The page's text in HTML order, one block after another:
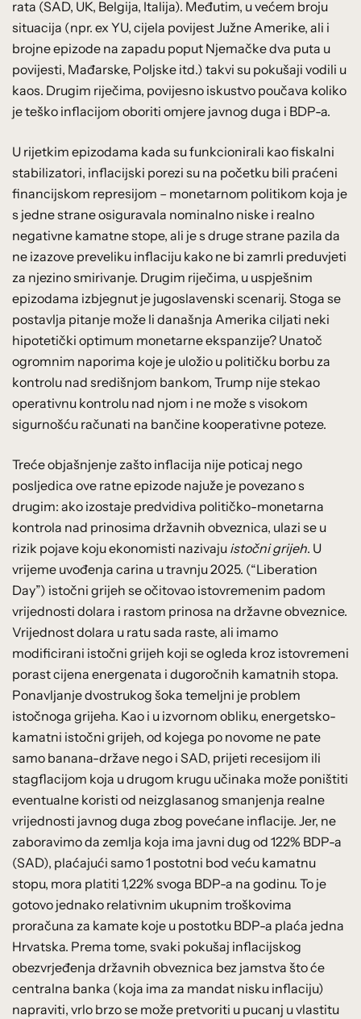
rata (SAD, UK, Belgija, Italija). Međutim, u većem broju
situacija (npr. ex YU, cijela povijest Južne Amerike, ali i
brojne epizode na zapadu poput Njemačke dva puta u
povijesti, Mađarske, Poljske itd.) takvi su pokušaji vodili u
kaos. Drugim riječima, povijesno iskustvo poučava koliko
je teško inflacijom oboriti omjere javnog duga i BDP-a.
U rijetkim epizodama kada su funkcionirali kao fiskalni
stabilizatori, inflacijski porezi su na početku bili praćeni
financijskom represijom – monetarnom politikom koja je
s jedne strane osiguravala nominalno niske i realno
negativne kamatne stope, ali je s druge strane pazila da
ne izazove preveliku inflaciju kako ne bi zamrli preduvjeti
za njezino smirivanje. Drugim riječima, u uspješnim
epizodama izbjegnut je jugoslavenski scenarij. Stoga se
postavlja pitanje može li današnja Amerika ciljati neki
hipotetički optimum monetarne ekspanzije? Unatoč
ogromnim naporima koje je uložio u političku borbu za
kontrolu nad središnjom bankom, Trump nije stekao
operativnu kontrolu nad njom i ne može s visokom
sigurnošću računati na bančine kooperativne poteze.
Treće objašnjenje zašto inflacija nije poticaj nego
posljedica ove ratne epizode najuže je povezano s
drugim: ako izostaje predvidiva političko-monetarna
kontrola nad prinosima državnih obveznica, ulazi se u
rizik pojave koju ekonomisti nazivaju istočni grijeh. U
vrijeme uvođenja carina u travnju 2025. (“Liberation
Day”) istočni grijeh se očitovao istovremenim padom
vrijednosti dolara i rastom prinosa na državne obveznice.
Vrijednost dolara u ratu sada raste, ali imamo
modificirani istočni grijeh koji se ogleda kroz istovremeni
porast cijena energenata i dugoročnih kamatnih stopa.
Ponavljanje dvostrukog šoka temeljni je problem
istočnoga grijeha. Kao i u izvornom obliku, energetsko-
kamatni istočni grijeh, od kojega po novome ne pate
samo banana-države nego i SAD, prijeti recesijom ili
stagflacijom koja u drugom krugu učinaka može poništiti
eventualne koristi od neizglasanog smanjenja realne
vrijednosti javnog duga zbog povećane inflacije. Jer, ne
zaboravimo da zemlja koja ima javni dug od 122% BDP-a
(SAD), plaćajući samo 1 postotni bod veću kamatnu
stopu, mora platiti 1,22% svoga BDP-a na godinu. To je
gotovo jednako relativnim ukupnim troškovima
proračuna za kamate koje u postotku BDP-a plaća jedna
Hrvatska. Prema tome, svaki pokušaj inflacijskog
obezvrjeđenja državnih obveznica bez jamstva što će
centralna banka (koja ima za mandat nisku inflaciju)
napraviti, vrlo brzo se može pretvoriti u pucanj u vlastitu